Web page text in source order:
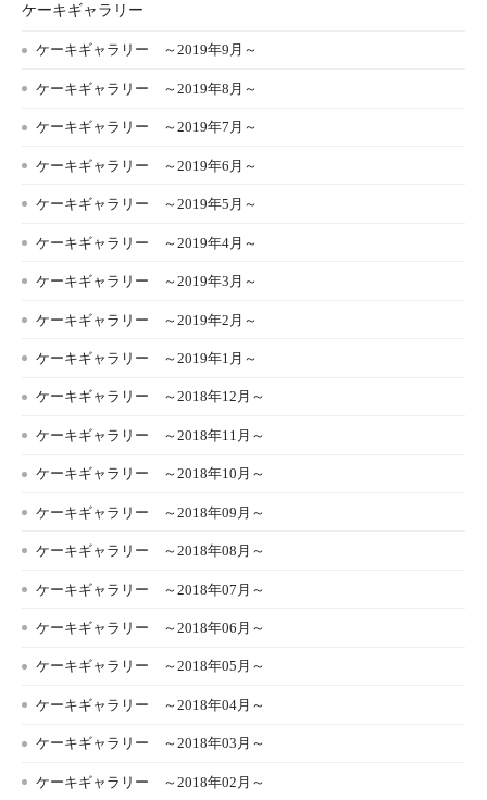
ケーキギャラリー
ケーキギャラリー ～2019年9月～
ケーキギャラリー ～2019年8月～
ケーキギャラリー ～2019年7月～
ケーキギャラリー ～2019年6月～
ケーキギャラリー ～2019年5月～
ケーキギャラリー ～2019年4月～
ケーキギャラリー ～2019年3月～
ケーキギャラリー ～2019年2月～
ケーキギャラリー ～2019年1月～
ケーキギャラリー ～2018年12月～
ケーキギャラリー ～2018年11月～
ケーキギャラリー ～2018年10月～
ケーキギャラリー ～2018年09月～
ケーキギャラリー ～2018年08月～
ケーキギャラリー ～2018年07月～
ケーキギャラリー ～2018年06月～
ケーキギャラリー ～2018年05月～
ケーキギャラリー ～2018年04月～
ケーキギャラリー ～2018年03月～
ケーキギャラリー ～2018年02月～